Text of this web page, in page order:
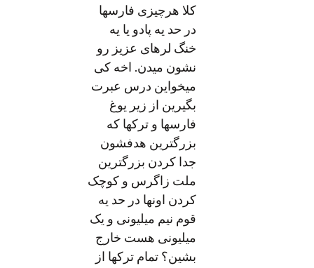
کلا هرچیزی فارسها
در حد یه پادو یا یه
خنگ لرهای عزیز رو
نشون میدن. اخه کی
میخواین درس عبرت
بگیرین از زیر یوغ
فارسها و ترکها که
بزرگترین هدفشون
جدا کردن بزرگترین
ملت زاگرس و کوچک
کردن اونها در حد یه
قوم نیم میلیونی و یک
میلیونی هست خارج
بشین؟ تمام ترکها از